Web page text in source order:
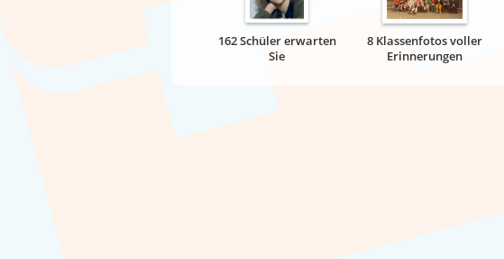
162 Schüler erwarten
Sie
8 Klassenfotos voller
Erinnerungen